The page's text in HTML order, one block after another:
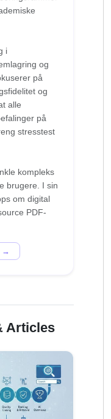
i
og
på
og
alle
på
stresstest
kompleks
brugere. I sin
om digital
PDF-
→
Articles